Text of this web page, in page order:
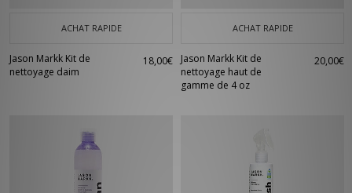
ACHAT RAPIDE
Jason Markk Kit de
nettoyage daim
18,00€
ACHAT RAPIDE
Jason Markk Kit de
nettoyage haut de
gamme de 4 oz
20,00€